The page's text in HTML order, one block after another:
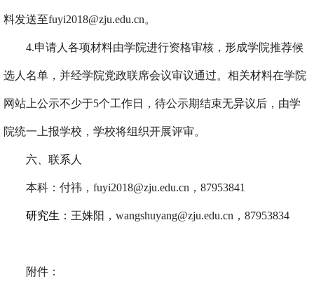
料发送至fuyi2018@zju.edu.cn。
4.申请人 各项材料由学院进行资格审核，形成学院推荐候
选人名单， 并经学院党政联席会议审议通过。 相关材料在学院
网站上公示不少于5个工作日，待公示期结束无异议后，由学
院统一上报学校 ， 学校将组织开展评审。
六、联系人
本科： 付祎， fuyi2018@zju.edu.cn ， 87953841
研究生： 王姝阳， wangshuyang@zju.edu.cn， 87953834
附件：